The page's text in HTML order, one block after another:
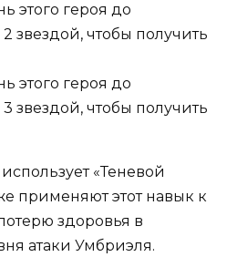
этого героя до
звездой, чтобы получить
этого героя до
звездой, чтобы получить
«Теневой
применяют этот навык к
здоровья в
атаки Умбриэля.